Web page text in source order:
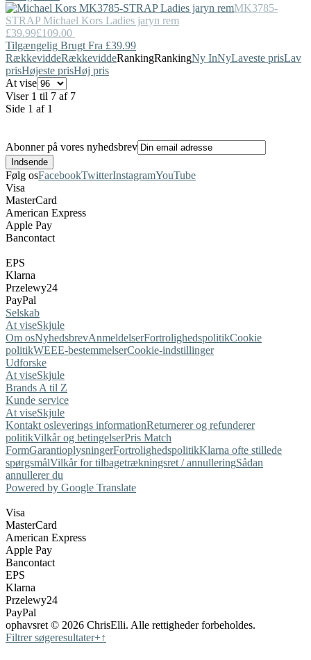
MK3785-
STRAP Michael Kors Ladies jaryn rem
£39.99£109.00
Tilgængelig Brugt Fra £39.99
RækkeviddeRækkeviddeRankingRankingNy InNyLaveste prisLav
prisHøjeste prisHøj pris
At vise
Viser 1 til 7 af 7
Side 1 af 1
Abonner på vores nyhedsbrev
Følg osFacebookTwitterInstagramYouTube
Visa
MasterCard
American Express
Apple Pay
Bancontact
EPS
Klarna
Przelewy24
PayPal
Selskab
At viseSkjule
Om osNyhedsbrevAnmeldelserFortrolighedspolitikCookie
politikWEEE-bestemmelserCookie-indstillinger
Udforske
At viseSkjule
Brands A til Z
Kunde service
At viseSkjule
Kontakt osleverings informationReturnerer og refunderer
politikVilkår og betingelserPris Match
FormGarantioplysningerFortrolighedspolitikKlarna ofte stillede
spørgsmålVilkår for tilbagetrækningsret / annulleringSådan
annullerer du
Powered by Google Translate
Visa
MasterCard
American Express
Apple Pay
Bancontact
EPS
Klarna
Przelewy24
PayPal
ophavsret © 2026 ChrisElli. Alle rettigheder forbeholdes.
Filtrer søgeresultater+↑